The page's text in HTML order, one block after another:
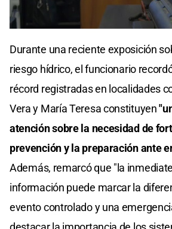
Durante una reciente exposición
riesgo hídrico, el funcionario
récord registradas en localidades
Vera y María Teresa constituyen
atención sobre la necesidad de
prevención y la preparación ante
Además, remarcó que "la
información puede marcar la
evento controlado y una